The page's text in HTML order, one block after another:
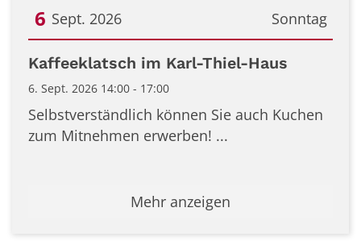
Sonntag
6 Sept. 2026
Datum: 6. September 2026
Kaffeeklatsch im Karl-Thiel-Haus
6. Sept. 2026 14:00 - 17:00
Selbstverständlich können Sie auch Kuchen
zum Mitnehmen erwerben! ...
Mehr anzeigen